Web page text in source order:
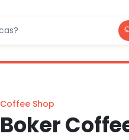
Coffee Shop
Boker